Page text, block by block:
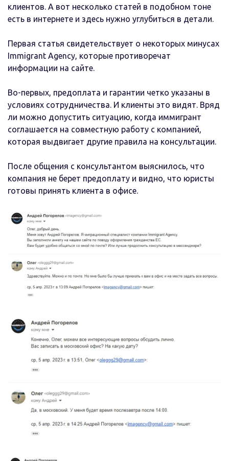
клиентов. А вот несколько статей в подобном тоне
есть в интернете и здесь нужно углубиться в детали.
Первая статья свидетельствует о некоторых минусах
Immigrant Agency, которые противоречат
информации на сайте.
Во-первых, предоплата и гарантии четко указаны в
условиях сотрудничества. И клиенты это видят. Вряд
ли можно допустить ситуацию, когда иммигрант
соглашается на совместную работу с компанией,
которая выдвигает другие правила на консультации.
После общения с консультантом выяснилось, что
компания не берет предоплату и видно, что юристы
готовы принять клиента в офисе.